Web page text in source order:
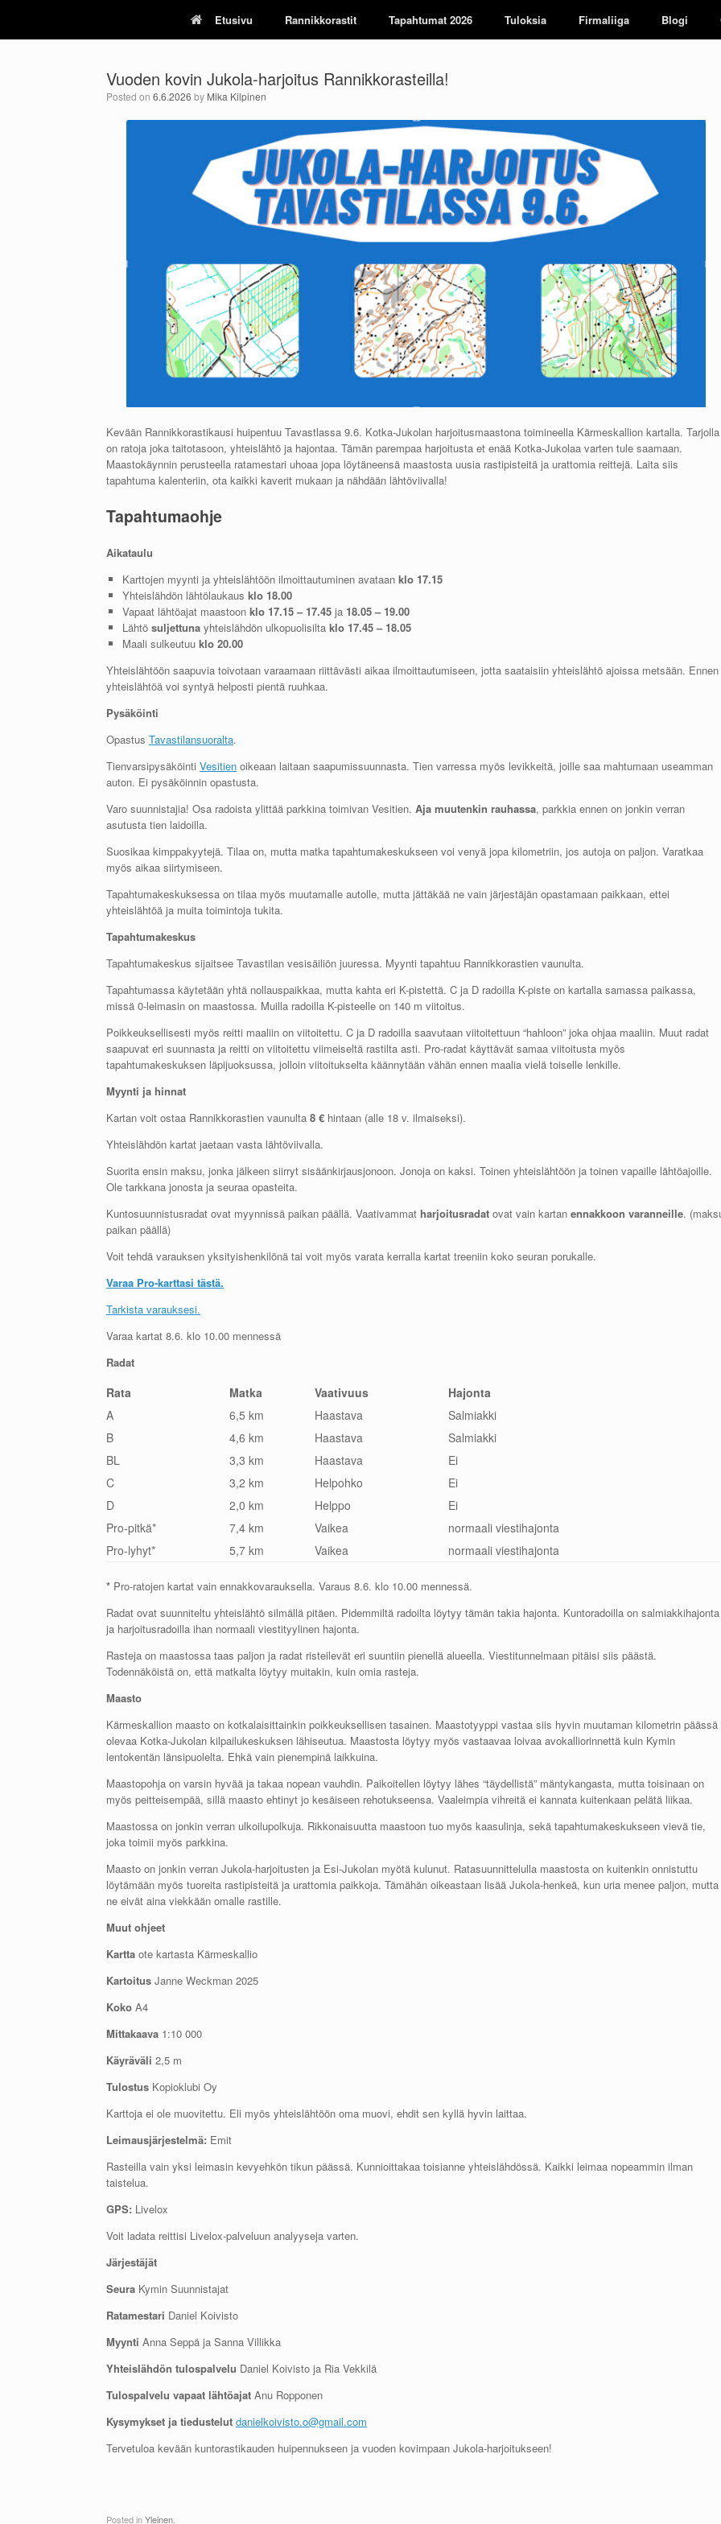
content
Etusivu Rannikkorastit Tapahtumat 2026 Tuloksia Firmaliiga Blogi
Vuoden kovin Jukola-harjoitus Rannikkorasteilla!
Posted on 6.6.2026 by Mika Kilpinen
Kevään Rannikkorastikausi huipentuu Tavastlassa 9.6. Kotka-Jukolan harjoitusmaastona toimineella Kärmeskallion kartalla. Tarjolla
on ratoja joka taitotasoon, yhteislähtö ja hajontaa. Tämän parempaa harjoitusta et enää Kotka-Jukolaa varten tule saamaan.
Maastokäynnin perusteella ratamestari uhoaa jopa löytäneensä maastosta uusia rastipisteitä ja urattomia reittejä. Laita siis
tapahtuma kalenteriin, ota kaikki kaverit mukaan ja nähdään lähtöviivalla!
Tapahtumaohje
Aikataulu
Karttojen myynti ja yhteislähtöön ilmoittautuminen avataan klo 17.15
Yhteislähdön lähtölaukaus klo 18.00
Vapaat lähtöajat maastoon klo 17.15 – 17.45ja 18.05 – 19.00
Lähtö suljettunayhteislähdön ulkopuolisilta klo 17.45 – 18.05
Maali sulkeutuu klo 20.00
Yhteislähtöön saapuvia toivotaan varaamaan riittävästi aikaa ilmoittautumiseen, jotta saataisiin yhteislähtö ajoissa metsään. Ennen
yhteislähtöä voi syntyä helposti pientä ruuhkaa.
Pysäköinti
Opastus Tavastilansuoralta.
Tienvarsipysäköinti Vesitien oikeaan laitaan saapumissuunnasta. Tien varressa myös levikkeitä, joille saa mahtumaan useamman
auton. Ei pysäköinnin opastusta.
Varo suunnistajia! Osa radoista ylittää parkkina toimivan Vesitien. Aja muutenkin rauhassa, parkkia ennen on jonkin verran
asutusta tien laidoilla.
Suosikaa kimppakyytejä. Tilaa on, mutta matka tapahtumakeskukseen voi venyä jopa kilometriin, jos autoja on paljon. Varatkaa
myös aikaa siirtymiseen.
Tapahtumakeskuksessa on tilaa myös muutamalle autolle, mutta jättäkää ne vain järjestäjän opastamaan paikkaan, ettei
yhteislähtöä ja muita toimintoja tukita.
Tapahtumakeskus
Tapahtumakeskus sijaitsee Tavastilan vesisäiliön juuressa. Myynti tapahtuu Rannikkorastien vaunulta.
Tapahtumassa käytetään yhtä nollauspaikkaa, mutta kahta eri K-pistettä. C ja D radoilla K-piste on kartalla samassa paikassa,
missä 0-leimasin on maastossa. Muilla radoilla K-pisteelle on 140 m viitoitus.
Poikkeuksellisesti myös reitti maaliin on viitoitettu. C ja D radoilla saavutaan viitoitettuun “hahloon” joka ohjaa maaliin. Muut radat
saapuvat eri suunnasta ja reitti on viitoitettu viimeiseltä rastilta asti. Pro-radat käyttävät samaa viitoitusta myös
tapahtumakeskuksen läpijuoksussa, jolloin viitoitukselta käännytään vähän ennen maalia vielä toiselle lenkille.
Myynti ja hinnat
Kartan voit ostaa Rannikkorastien vaunulta 8 € hintaan (alle 18 v. ilmaiseksi).
Yhteislähdön kartat jaetaan vasta lähtöviivalla.
Suorita ensin maksu, jonka jälkeen siirryt sisäänkirjausjonoon. Jonoja on kaksi. Toinen yhteislähtöön ja toinen vapaille lähtöajoille.
Ole tarkkana jonosta ja seuraa opasteita.
Kuntosuunnistusradat ovat myynnissä paikan päällä. Vaativammat harjoitusradat ovat vain kartan ennakkoon varanneille.
paikan päällä)
Voit tehdä varauksen yksityishenkilönä tai voit myös varata kerralla kartat treeniin koko seuran porukalle.
Varaa Pro-karttasi tästä.
Tarkista varauksesi.
Varaa kartat 8.6. klo 10.00 mennessä
Radat
Rata Matka Vaativuus
Hajonta
A
6,5 km Haastava
Salmiakki
B
4,6 km Haastava
Salmiakki
BL
3,3 km Haastava
Ei
C
3,2 km Helpohko
Ei
D
2,0 km Helppo
Ei
Pro-pitkä*
7,4 km Vaikea
normaali viestihajonta
Pro-lyhyt*
5,7 km Vaikea normaali viestihajonta
* Pro-ratojen kartat vain ennakkovarauksella. Varaus 8.6. klo 10.00 mennessä.
Radat ovat suunniteltu yhteislähtö silmällä pitäen. Pidemmiltä radoilta löytyy tämän takia hajonta. Kuntoradoilla on salmiakkihajonta
ja harjoitusradoilla ihan normaali viestityylinen hajonta.
Rasteja on maastossa taas paljon ja radat risteilevät eri suuntiin pienellä alueella. Viestitunnelmaan pitäisi siis päästä.
Todennäköistä on, että matkalta löytyy muitakin, kuin omia rasteja.
Maasto
Kärmeskallion maasto on kotkalaisittainkin poikkeuksellisen tasainen. Maastotyyppi vastaa siis hyvin muutaman kilometrin päässä
olevaa Kotka-Jukolan kilpailukeskuksen lähiseutua. Maastosta löytyy myös vastaavaa loivaa avokalliorinnettä kuin Kymin
lentokentän länsipuolelta. Ehkä vain pienempinä laikkuina.
Maastopohja on varsin hyvää ja takaa nopean vauhdin. Paikoitellen löytyy lähes “täydellistä” mäntykangasta, mutta toisinaan on
myös peitteisempää, sillä maasto ehtinyt jo kesäiseen rehotukseensa. Vaaleimpia vihreitä ei kannata kuitenkaan pelätä liikaa.
Maastossa on jonkin verran ulkoilupolkuja. Rikkonaisuutta maastoon tuo myös kaasulinja, sekä tapahtumakeskukseen vievä tie,
joka toimii myös parkkina.
Maasto on jonkin verran Jukola-harjoitusten ja Esi-Jukolan myötä kulunut. Ratasuunnittelulla maastosta on kuitenkin onnistuttu
löytämään myös tuoreita rastipisteitä ja urattomia paikkoja. Tämähän oikeastaan lisää Jukola-henkeä, kun uria menee paljon, mutta
ne eivät aina viekkään omalle rastille.
Muut ohjeet
Kartta ote kartasta Kärmeskallio
Kartoitus Janne Weckman 2025
Koko A4
Mittakaava 1:10 000
Käyräväli 2,5 m
Tulostus Kopioklubi Oy
Karttoja ei ole muovitettu. Eli myös yhteislähtöön oma muovi, ehdit sen kyllä hyvin laittaa.
Leimausjärjestelmä: Emit
Rasteilla vain yksi leimasin kevyehkön tikun päässä. Kunnioittakaa toisianne yhteislähdössä. Kaikki leimaa nopeammin ilman
taistelua.
GPS: Livelox
Voit ladata reittisi Livelox-palveluun analyyseja varten.
Järjestäjät
Seura Kymin Suunnistajat
Ratamestari Daniel Koivisto
Myynti Anna Seppä ja Sanna Villikka
Yhteislähdön tulospalvelu Daniel Koivisto ja Ria Vekkilä
Tulospalvelu vapaat lähtöajat Anu Ropponen
Kysymykset ja tiedustelut danielkoivisto.o@gmail.com
Tervetuloa kevään kuntorastikauden huipennukseen ja vuoden kovimpaan Jukola-harjoitukseen!
Posted inYleinen